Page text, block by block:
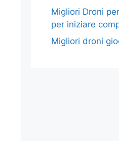
Migliori Droni
per iniziare
Migliori droni